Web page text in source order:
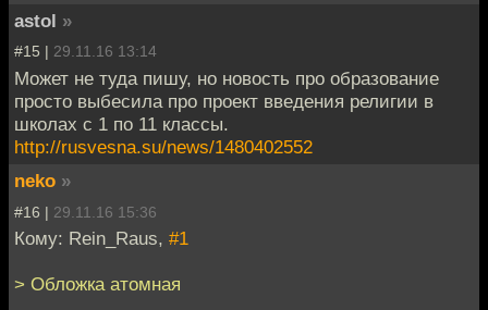
astol »
#15 | 29.11.16 13:14
Может не туда пишу, но новость про образование
просто выбесила про проект введения религии в
школах с 1 по 11 классы.
http://rusvesna.su/news/1480402552
neko »
#16 | 29.11.16 15:36
Кому: Rein_Raus, #1
> Обложка атомная